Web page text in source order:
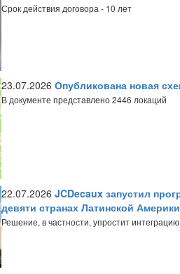
Срок действия договора - 10 лет
23.07.2026 Опубликована новая
В документе представлено 2446 локаций
22.07.2026 JCDecaux запустил
девяти странах Латинской Америки
Решение, в частности, упростит